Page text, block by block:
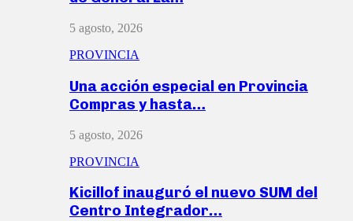
5 agosto, 2026
PROVINCIA
Una acción especial en Provincia
Compras y hasta…
5 agosto, 2026
PROVINCIA
Kicillof inauguró el nuevo SUM del
Centro Integrador…